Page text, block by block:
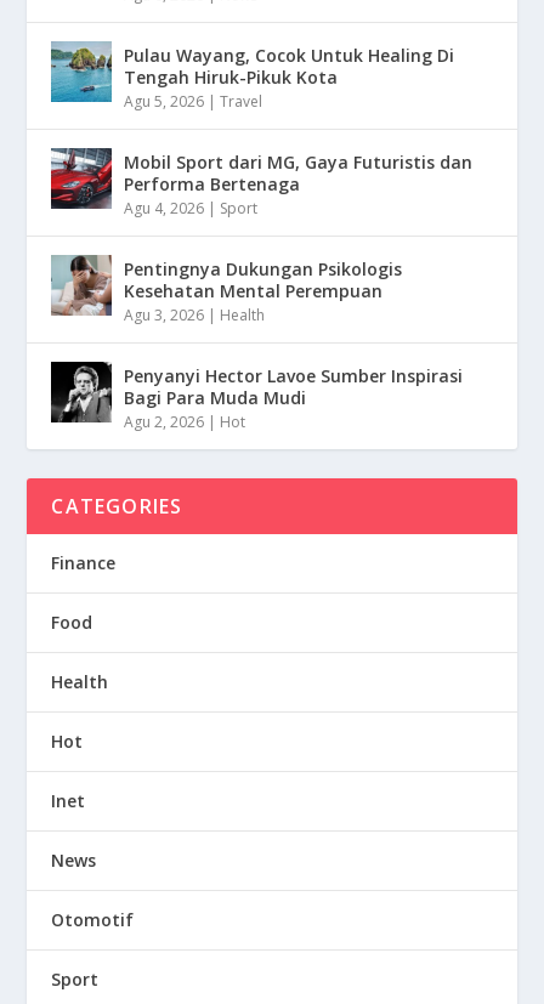
Pulau Wayang, Cocok Untuk Healing Di
Tengah Hiruk-Pikuk Kota
Agu 5, 2026 |Travel
Mobil Sport dari MG, Gaya Futuristis dan
Performa Bertenaga
Agu 4, 2026 | Sport
Pentingnya Dukungan Psikologis
Kesehatan Mental Perempuan
Agu 3, 2026 | Health
Penyanyi Hector Lavoe Sumber Inspirasi
Bagi Para Muda Mudi
Agu 2, 2026 | Hot
CATEGORIES
Finance
Food
Health
Hot
Inet
News
Otomotif
Sport